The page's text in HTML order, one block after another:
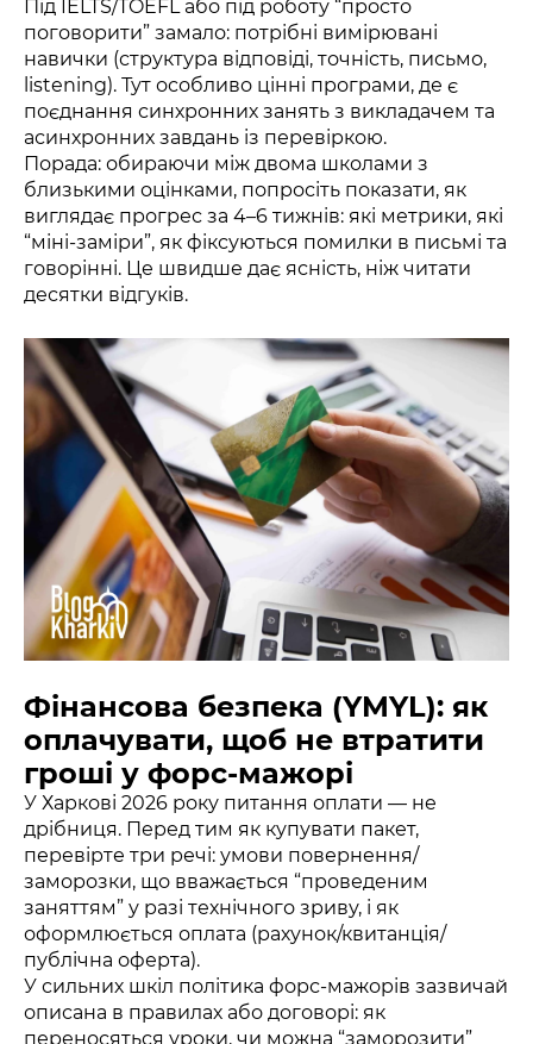
Під IELTS/TOEFL або під роботу “просто
поговорити” замало: потрібні вимірювані
навички (структура відповіді, точність, письмо,
listening). Тут особливо цінні програми, де є
поєднання синхронних занять з викладачем та
асинхронних завдань із перевіркою.
Порада: обираючи між двома школами з
близькими оцінками, попросіть показати, як
виглядає прогрес за 4–6 тижнів: які метрики, які
“міні-заміри”, як фіксуються помилки в письмі та
говорінні. Це швидше дає ясність, ніж читати
десятки відгуків.
Фінансова безпека (YMYL): як
оплачувати, щоб не втратити
гроші у форс-мажорі
У Харкові 2026 року питання оплати — не
дрібниця. Перед тим як купувати пакет,
перевірте три речі: умови повернення/
заморозки, що вважається “проведеним
заняттям” у разі технічного зриву, і як
оформлюється оплата (рахунок/квитанція/
публічна оферта).
У сильних шкіл політика форс-мажорів зазвичай
описана в правилах або договорі: як
переносяться уроки, чи можна “заморозити”